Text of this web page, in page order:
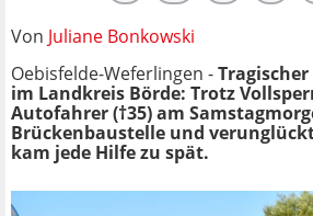
Von Juliane Bonkowski
Oebisfelde-Weferlingen -Tragischer
im Landkreis Börde: Trotz
Autofahrer (†35) am
Brückenbaustelle und
kam jede Hilfe zu spät.